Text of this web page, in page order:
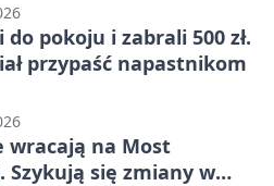
pokoju i zabrali 500 zł.
przypaść napastnikom
wracają na Most
Szykują się zmiany w